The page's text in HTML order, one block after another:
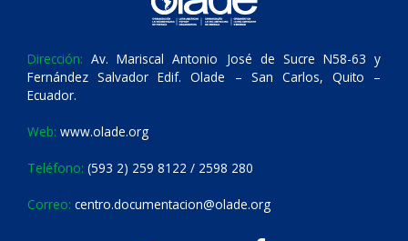
Dirección: Av. Mariscal Antonio José de Sucre N58-63 y
Fernández Salvador Edif. Olade – San Carlos, Quito –
Ecuador.
Web: www.olade.org
Teléfono: (593 2) 259 8122 / 2598 280
Correo: centro.documentacion@olade.org